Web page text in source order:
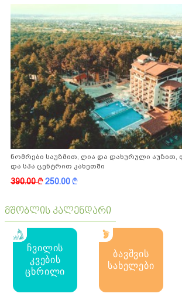
ნომრები საუზმით, ღია და დახურული აუზით,
და სპა ცენტრით კახეთში
390.00k250.00k
მშობლის კალენდარი
ჩვილის
კვების
ცხრილი
ბავშვის
სახელები